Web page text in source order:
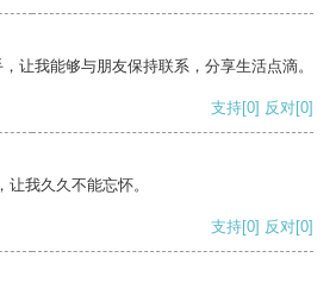
让我能够与朋友保持联系，分享生活点滴。
支持[0] 反对[0]
我久久不能忘怀。
支持[0] 反对[0]